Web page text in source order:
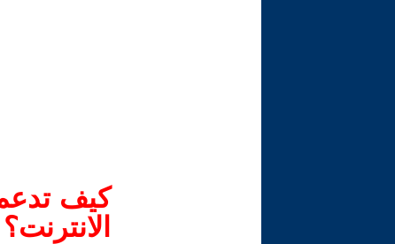
كيف
الانترنت؟